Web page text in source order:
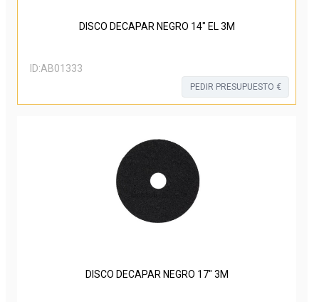
DISCO DECAPAR NEGRO 14" EL 3M
ID:AB01333
PEDIR PRESUPUESTO €
DISCO DECAPAR NEGRO 17" 3M